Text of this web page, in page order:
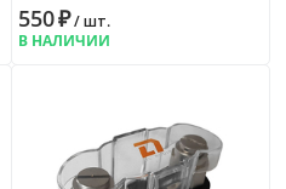
550₽/ шт.
В НАЛИЧИИ